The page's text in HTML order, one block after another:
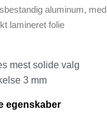
aluminum, med
lamineret folie
mest solide valg
3 mm
egenskaber